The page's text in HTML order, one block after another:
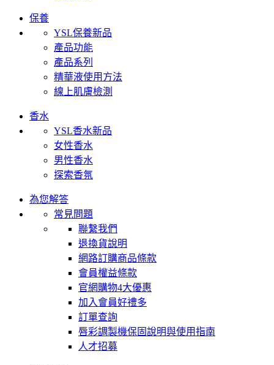
保養
YSL保養新品
產品功能
產品系列
精華液使用方法
線上肌膚檢測
香水
YSL香水新品
女性香水
男性香水
探索香氛
為您解答
常見問題
聯繫我們
退換貨說明
網路訂購商品條款
會員權益條款
官網購物4大優惠
加入會員好禮多
訂單查詢
唇彩調製機保固說明與使用指南
人才招募